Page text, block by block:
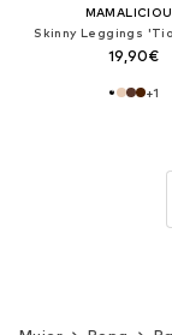
Skinny Leggings
19,90€
+1